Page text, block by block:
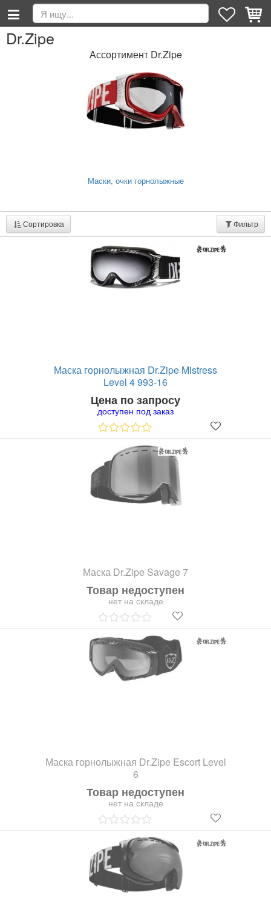
Dr.Zipe
Ассортимент Dr.Zipe
Маски, очки горнолыжные
Сортировка Фильтр
Маска горнолыжная Dr.Zipe Mistress
Level 4 993-16
Цена по запросу
доступен под заказ
Маска Dr.Zipe Savage 7
Товар недоступен
нет на складе
Маска горнолыжная Dr.Zipe Escort Level
6
Товар недоступен
нет на складе